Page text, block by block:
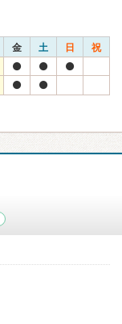
金 土 日 祝